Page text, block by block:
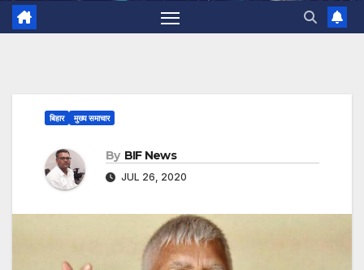
बिहार मुख्य समाचार
By BIF News
JUL 26, 2020